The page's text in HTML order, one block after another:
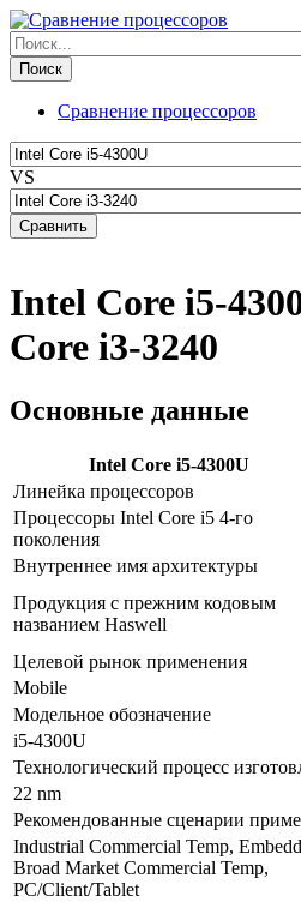
Сравнение процессоров
VS
Intel Core i5-
Core i3-3240
Основные данные
Intel Core i5-4300U
Линейка процессоров
Процессоры Intel Core i5 4-го
поколения
Внутреннее имя архитектуры
Продукция с прежним кодовым
названием Haswell
Целевой рынок применения
Mobile
Модельное обозначение
i5-4300U
Технологический процесс
22 nm
Рекомендованные сценарии
Industrial Commercial Temp,
Broad Market Commercial Temp,
PC/Client/Tablet